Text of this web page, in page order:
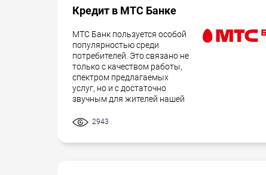
Кредит в МТС Банке
МТС Банк пользуется особой
популярностью среди
потребителей. Это связано не
только с качеством работы,
спектром предлагаемых
услуг, но и с достаточно
звучным для жителей нашей
2943